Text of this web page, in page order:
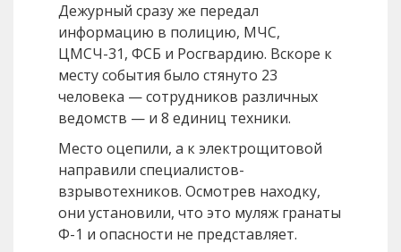
Дежурный сразу же передал
информацию в полицию, МЧС,
ЦМСЧ-31, ФСБ и Росгвардию. Вскоре к
месту события было стянуто 23
человека — сотрудников различных
ведомств — и 8 единиц техники.
Место оцепили, а к электрощитовой
направили специалистов-
взрывотехников. Осмотрев находку,
они установили, что это муляж гранаты
Ф-1 и опасности не представляет.